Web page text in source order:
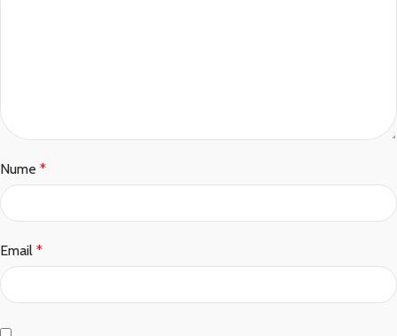
Nume *
Email *